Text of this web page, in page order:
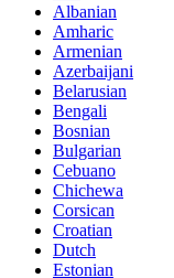
Albanian
Amharic
Armenian
Azerbaijani
Belarusian
Bengali
Bosnian
Bulgarian
Cebuano
Chichewa
Corsican
Croatian
Dutch
Estonian